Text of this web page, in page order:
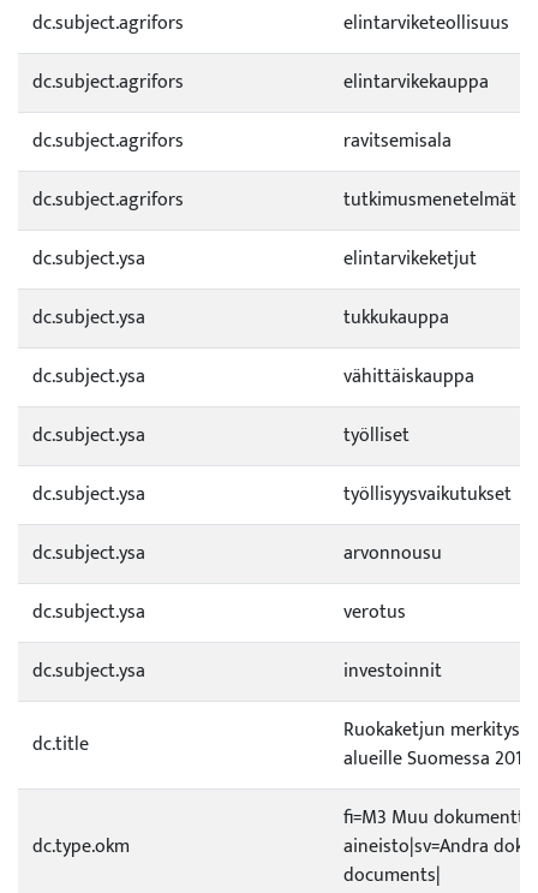
dc.subject.agrifors
elintarviketeollisuus
dc.subject.agrifors
elintarvikekauppa
dc.subject.agrifors
ravitsemisala
dc.subject.agrifors
tutkimusmenetelmät
dc.subject.ysa
elintarvikeketjut
dc.subject.ysa
tukkukauppa
dc.subject.ysa
vähittäiskauppa
dc.subject.ysa
työlliset
dc.subject.ysa
työllisyysvaikutukset
dc.subject.ysa
arvonnousu
dc.subject.ysa
verotus
dc.subject.ysa
investoinnit
dc.title
Ruokaketjun merkitys
alueille Suomessa
dc.type.okm
fi=M3 Muu dokumentti
aineisto|sv=Andra
documents|